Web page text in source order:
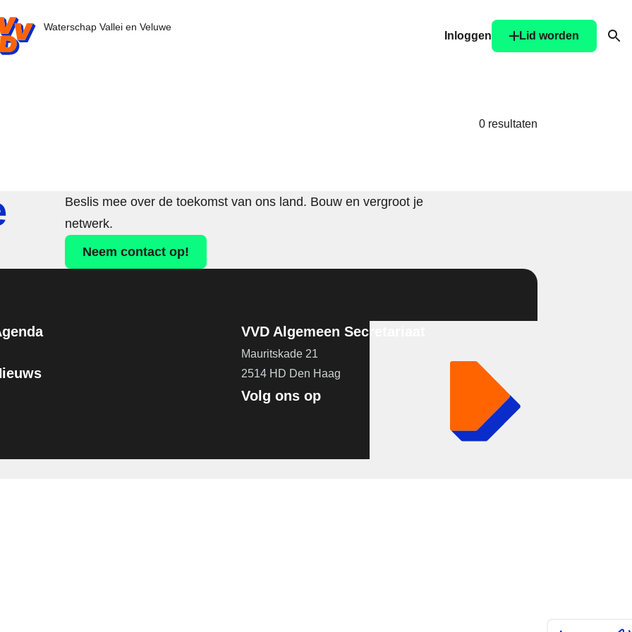
- Ga naar de homepage
Waterschap Vallei en Veluwe
Inloggen
Lid worden
0 resultaten
Beslis mee over de toekomst van ons land. Bouw en vergroot je
netwerk.
Neem contact op!
VVD Algemeen Secretariaat
Mauritskade 21
2514 HD Den Haag
Volg ons op